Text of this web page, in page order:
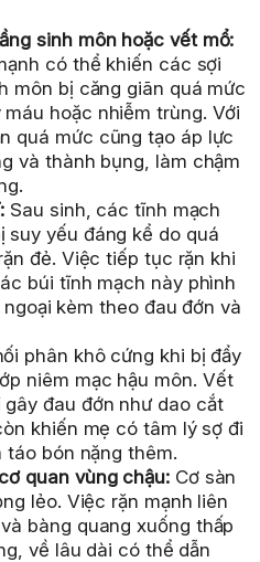
sinh môn hoặc vết mổ:
có thể khiến các sợi
môn bị căng giãn quá mức
hoặc nhiễm trùng. Với
quá mức cũng tạo áp lực
và thành bụng, làm chậm
Sau sinh, các tĩnh mạch
suy yếu đáng kể do quá
đẻ. Việc tiếp tục rặn khi
búi tĩnh mạch này phình
kèm theo đau đớn và
phân khô cứng khi bị đẩy
niêm mạc hậu môn. Vết
đau đớn như dao cắt
khiến mẹ có tâm lý sợ đi
bón nặng thêm.
quan vùng chậu:Cơ sàn
lẻo. Việc rặn mạnh liên
bàng quang xuống thấp
về lâu dài có thể dẫn